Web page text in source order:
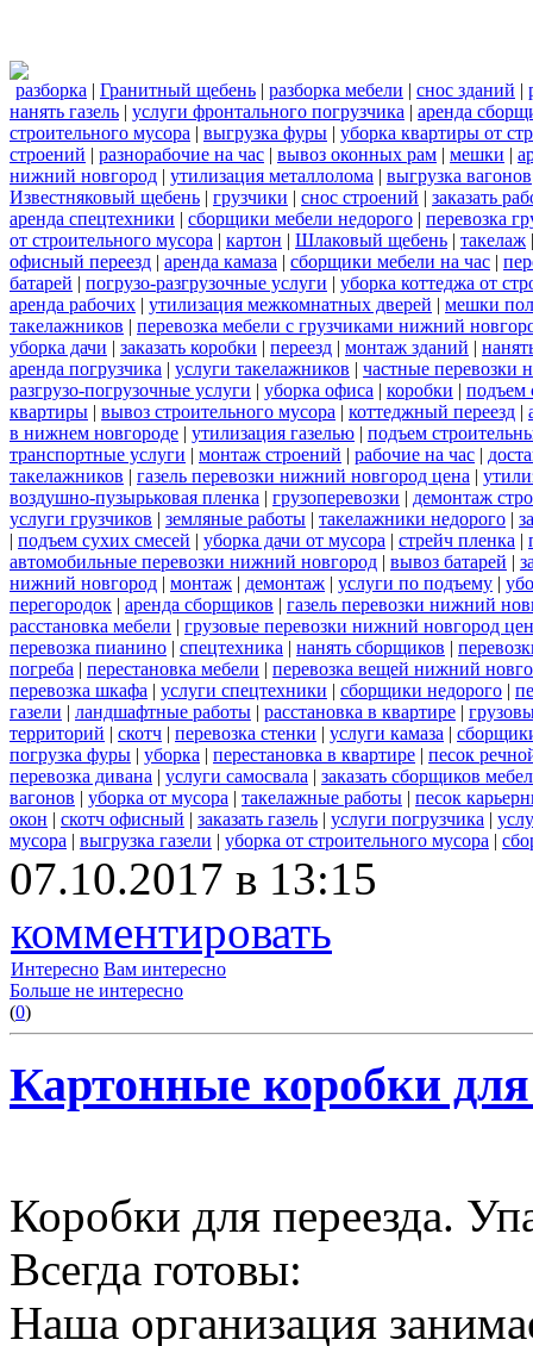
разборка | Гранитный щебень | разборка мебели | снос зданий |
нанять газель | услуги фронтального погрузчика | аренда
строительного мусора | выгрузка фуры | уборка квартиры от
строений | разнорабочие на час | вывоз оконных рам | мешки |
нижний новгород | утилизация металлолома | выгрузка вагонов
Известняковый щебень | грузчики | снос строений | заказать
аренда спецтехники | сборщики мебели недорого | перевозка
от строительного мусора | картон | Шлаковый щебень | такелаж
офисный переезд | аренда камаза | сборщики мебели на час |
батарей | погрузо-разгрузочные услуги | уборка коттеджа от
аренда рабочих | утилизация межкомнатных дверей | мешки
такелажников | перевозка мебели с грузчиками нижний
уборка дачи | заказать коробки | переезд | монтаж зданий |
аренда погрузчика | услуги такелажников | частные перевозки
разгрузо-погрузочные услуги | уборка офиса | коробки | подъем
квартиры | вывоз строительного мусора | коттеджный переезд |
в нижнем новгороде | утилизация газелью | подъем
транспортные услуги | монтаж строений | рабочие на час |
такелажников | газель перевозки нижний новгород цена |
воздушно-пузырьковая пленка | грузоперевозки | демонтаж
услуги грузчиков | земляные работы | такелажники недорого |
| подъем сухих смесей | уборка дачи от мусора | стрейч пленка |
автомобильные перевозки нижний новгород | вывоз батарей |
нижний новгород | монтаж | демонтаж | услуги по подъему |
перегородок | аренда сборщиков | газель перевозки нижний
расстановка мебели | грузовые перевозки нижний новгород
перевозка пианино | спецтехника | нанять сборщиков |
погреба | перестановка мебели | перевозка вещей нижний
перевозка шкафа | услуги спецтехники | сборщики недорого |
газели | ландшафтные работы | расстановка в квартире |
территорий | скотч | перевозка стенки | услуги камаза |
погрузка фуры | уборка | перестановка в квартире | песок
перевозка дивана | услуги самосвала | заказать сборщиков
вагонов | уборка от мусора | такелажные работы | песок
окон | скотч офисный | заказать газель | услуги погрузчика |
мусора | выгрузка газели | уборка от строительного мусора |
07.10.2017 в 13:15
комментировать
Интересно Вам интересно
Больше не интересно
(0)
Картонные коробки для
Коробки для переезда.
Всегда готовы:
Наша организация